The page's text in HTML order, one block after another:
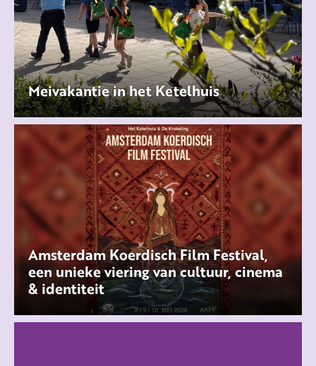
Meivakantie in het Ketelhuis
Amsterdam Koerdisch Film Festival,
een unieke viering van cultuur, cinema
& identiteit